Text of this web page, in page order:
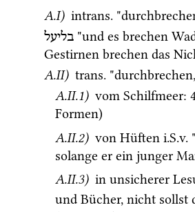
A.I) intrans.
בליעל "und es brechen
Gestirnen brechen das
A.II) trans.
A.II.1) vom Schilfmeer:
Formen)
A.II.2) von Hüften i.S.v.
solange er ein junger
A.II.3) in unsicherer
und Bücher, nicht sollst